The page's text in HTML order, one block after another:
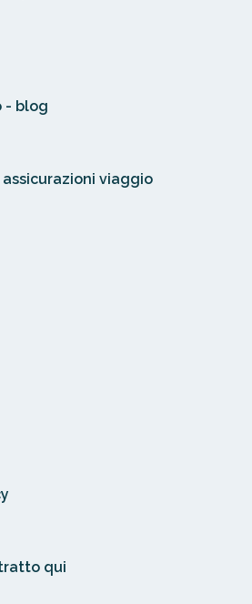
- blog
viaggio
qui